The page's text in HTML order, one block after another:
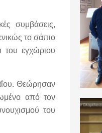
συμβάσεις,
το σάπιο
του εγχώριου
Θεώρησαν
από τον
του